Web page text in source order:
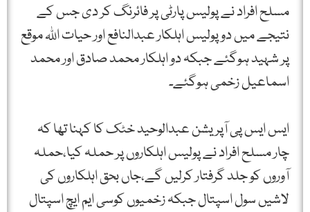
مسلح افراد نے پولیس پارٹی پر فائرنگ کر دی جس کے
نتیجے میں دو پولیس اہلکار عبدالنافع اور حیات اللہ موقع
پر شہید ہوگئے جبکہ دو اہلکار محمد صادق اور محمد
اسماعیل زخمی ہوگئے۔
ایس ایس پی آپریشن عبدالوحید خٹک کا کہنا تھا کہ
چار مسلح افراد نے پولیس اہلکاروں پر حملہ کیا،حملہ
آوروں کو جلد گرفتار کرلیں گے،جاں بحق اہلکاروں کی
لاشیں سول اسپتال جبکہ زخمیوں کوسی ایم ایچ اسپتال